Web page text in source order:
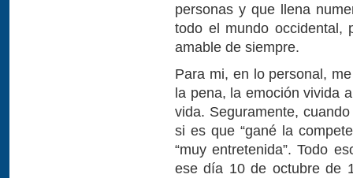
personas y que llena
todo el mundo occidental,
amable de siempre.
Para mi, en lo personal,
la pena, la emoción vivida
vida. Seguramente,
si es que “gané la
“muy entretenida”. Todo
ese día 10 de octubre de